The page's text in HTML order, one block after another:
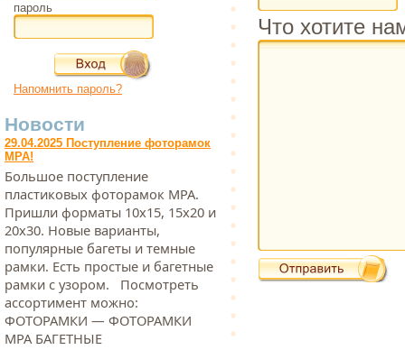
пароль
Напомнить пароль?
Новости
29.04.2025 Поступление фоторамок
МРА!
Большое поступление
пластиковых фоторамок МРА.
Пришли форматы 10х15, 15х20 и
20х30. Новые варианты,
популярные багеты и темные
рамки. Есть простые и багетные
рамки с узором. Посмотреть
ассортимент можно:
ФОТОРАМКИ — ФОТОРАМКИ
МРА БАГЕТНЫЕ
Что хотите